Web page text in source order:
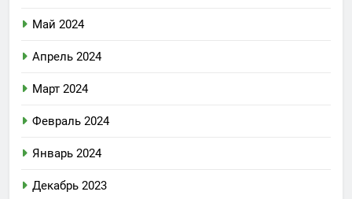
Май 2024
Апрель 2024
Март 2024
Февраль 2024
Январь 2024
Декабрь 2023